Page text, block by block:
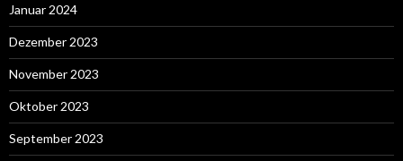
Januar 2024
Dezember 2023
November 2023
Oktober 2023
September 2023